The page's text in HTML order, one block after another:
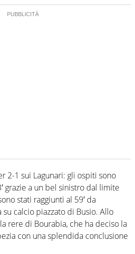
2-1 sui Lagunari: gli ospiti sono
grazie a un bel sinistro dal limite
stati raggiunti al 59′ da
calcio piazzato di Busio. Allo
rere di Bourabia, che ha deciso la
con una splendida conclusione